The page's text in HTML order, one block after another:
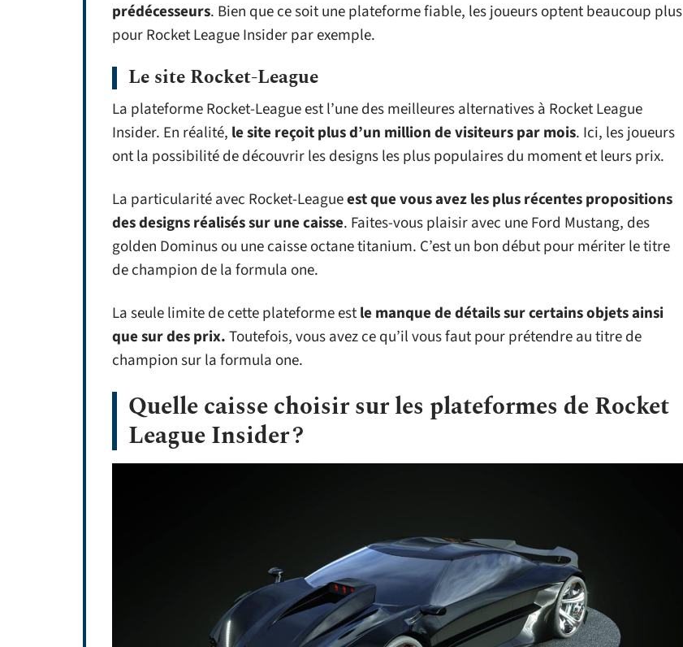
prédécesseurs. Bien que ce soit une plateforme fiable, les joueurs optent beaucoup plus
pour Rocket League Insider par exemple.
Le site Rocket-League
La plateforme Rocket-League est l’une des meilleures alternatives à Rocket League
Insider. En réalité, le site reçoit plus d’un million de visiteurs par mois. Ici, les joueurs
ont la possibilité de découvrir les designs les plus populaires du moment et leurs prix.
La particularité avec Rocket-Leagueest que vous avez les plus récentes propositions
des designs réalisés sur une caisse. Faites-vous plaisir avec une Ford Mustang, des
golden Dominus ou une caisse octane titanium. C’est un bon début pour mériter le titre
de champion de la formula one.
La seule limite de cette plateforme estle manque de détails sur certains objets ainsi
que sur des prix.Toutefois, vous avez ce qu’il vous faut pour prétendre au titre de
champion sur la formula one.
Quelle caisse choisir sur les plateformes de Rocket
League Insider ?